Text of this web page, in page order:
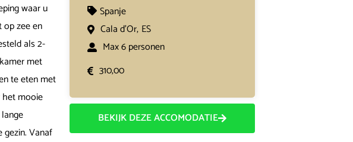
waar u
zee en
als 2-
met
te eten met
het mooie
Vanaf
Spanje
Cala d'Or, ES
Max 6 personen
310,00
BEKIJK DEZE ACCOMODATIE